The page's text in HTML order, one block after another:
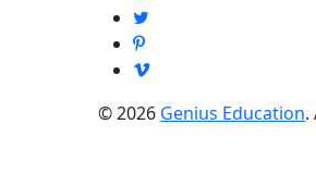
© 2026 Genius Education.